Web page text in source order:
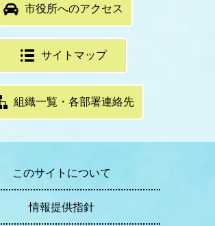
市役所へのアクセス
サイトマップ
組織一覧・各部署連絡先
このサイトについて
情報提供指針